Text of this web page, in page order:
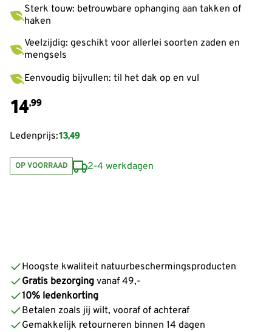
Sterk touw: betrouwbare ophanging aan takken of
haken
Veelzijdig: geschikt voor allerlei soorten zaden en
mengsels
Eenvoudig bijvullen: til het dak op en vul
14,99
Ledenprijs:13,49
OP VOORRAAD 2-4 werkdagen
Hoogste kwaliteit natuurbeschermingsproducten
Gratis bezorging vanaf 49,-
10% ledenkorting
Betalen zoals jij wilt, vooraf of achteraf
Gemakkelijk retourneren binnen 14 dagen